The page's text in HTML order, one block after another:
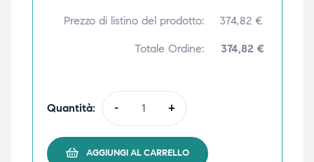
Prezzo di listino del prodotto: 374,82 €
Totale Ordine: 374,82 €
Quantità: - +
AGGIUNGI AL CARRELLO